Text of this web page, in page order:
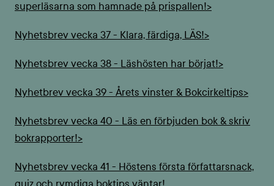
superläsarna som hamnade på prispallen!>
Nyhetsbrev vecka 37 - Klara, färdiga, LÄS!>
Nyhetsbrev vecka 38 - Läshösten har börjat!>
Nyhetbrev vecka 39 - Årets vinster & Bokcirkeltips>
Nyhetsbrev vecka 40 - Läs en förbjuden bok & skriv
bokrapporter!>
Nyhetsbrev vecka 41 - Höstens första författarsnack,